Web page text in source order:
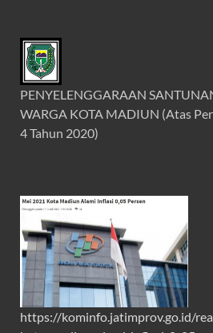
PENYELENGGARAAN
WARGA KOTA MADIUN (Atas
4 Tahun 2020)
https://kominfo.jatimprov.go.id/